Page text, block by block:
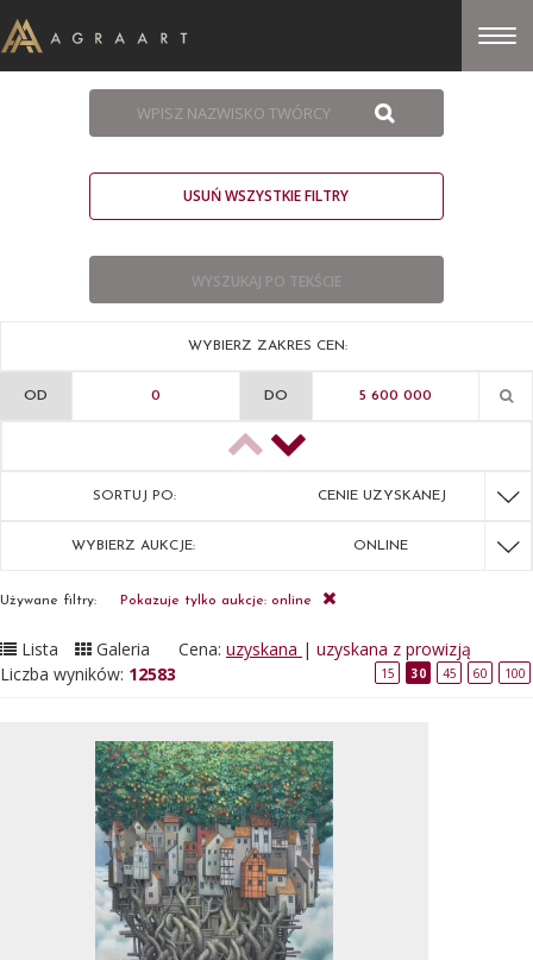
USUŃ WSZYSTKIE FILTRY
WYBIERZ ZAKRES CEN:
OD DO
SORTUJ PO: CENIE UZYSKANEJ
WYBIERZ AUKCJE: ONLINE
Używane filtry: Pokazuje tylko aukcje: online
Lista Galeria Cena: uzyskana | uzyskana z prowizją
Liczba wyników: 12583 15 30 45 60 100